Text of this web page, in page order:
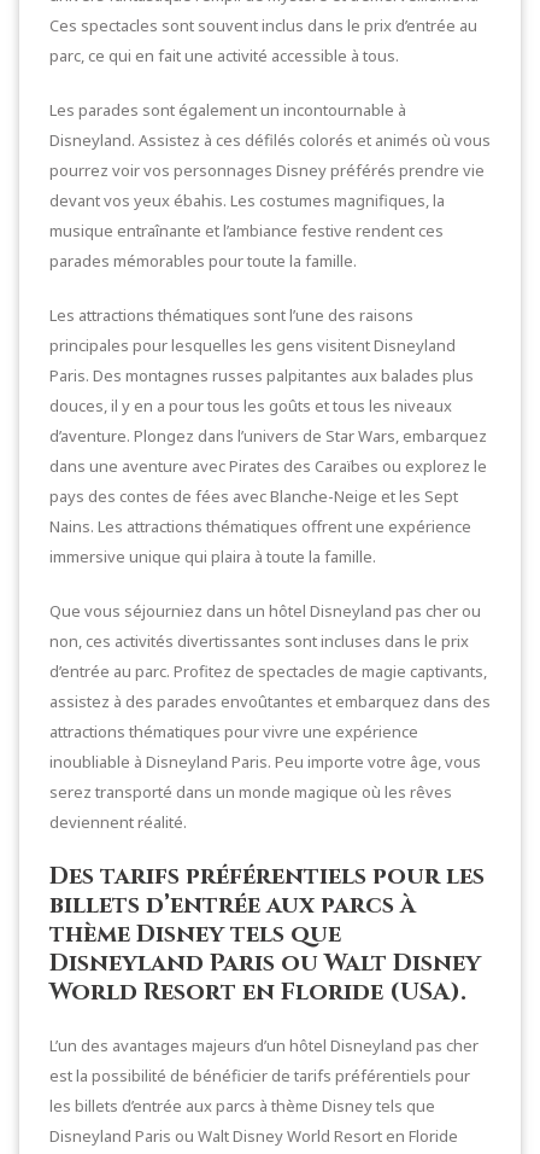
Ces spectacles sont souvent inclus dans le prix d’entrée au
parc, ce qui en fait une activité accessible à tous.
Les parades sont également un incontournable à
Disneyland. Assistez à ces défilés colorés et animés où vous
pourrez voir vos personnages Disney préférés prendre vie
devant vos yeux ébahis. Les costumes magnifiques, la
musique entraînante et l’ambiance festive rendent ces
parades mémorables pour toute la famille.
Les attractions thématiques sont l’une des raisons
principales pour lesquelles les gens visitent Disneyland
Paris. Des montagnes russes palpitantes aux balades plus
douces, il y en a pour tous les goûts et tous les niveaux
d’aventure. Plongez dans l’univers de Star Wars, embarquez
dans une aventure avec Pirates des Caraïbes ou explorez le
pays des contes de fées avec Blanche-Neige et les Sept
Nains. Les attractions thématiques offrent une expérience
immersive unique qui plaira à toute la famille.
Que vous séjourniez dans un hôtel Disneyland pas cher ou
non, ces activités divertissantes sont incluses dans le prix
d’entrée au parc. Profitez de spectacles de magie captivants,
assistez à des parades envoûtantes et embarquez dans des
attractions thématiques pour vivre une expérience
inoubliable à Disneyland Paris. Peu importe votre âge, vous
serez transporté dans un monde magique où les rêves
deviennent réalité.
Des tarifs préférentiels pour les
billets d’entrée aux parcs à
thème Disney tels que
Disneyland Paris ou Walt Disney
World Resort en Floride (USA).
L’un des avantages majeurs d’un hôtel Disneyland pas cher
est la possibilité de bénéficier de tarifs préférentiels pour
les billets d’entrée aux parcs à thème Disney tels que
Disneyland Paris ou Walt Disney World Resort en Floride